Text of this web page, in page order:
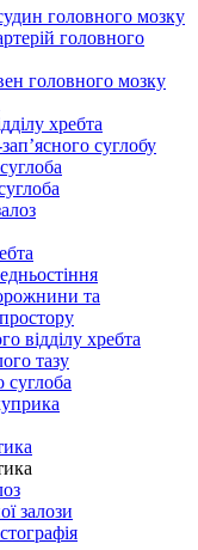
головного мозку
головного
головного мозку
хребта
суглобу
та
відділу хребта
тазу
залози